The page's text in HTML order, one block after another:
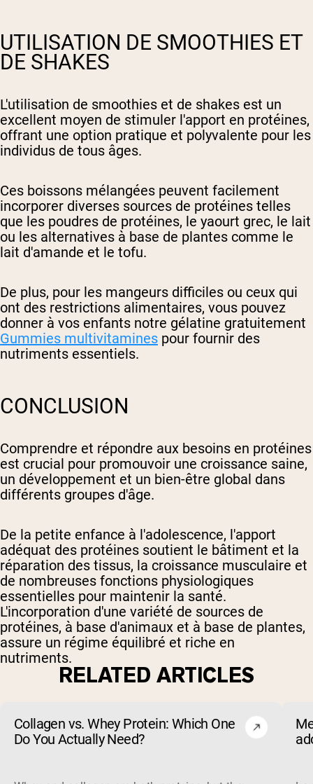
UTILISATION DE SMOOTHIES ET
DE SHAKES
L'utilisation de smoothies et de shakes est un
excellent moyen de stimuler l'apport en protéines,
offrant une option pratique et polyvalente pour les
individus de tous âges.
Ces boissons mélangées peuvent facilement
incorporer diverses sources de protéines telles
que les poudres de protéines, le yaourt grec, le lait
ou les alternatives à base de plantes comme le
lait d'amande et le tofu.
De plus, pour les mangeurs difficiles ou ceux qui
ont des restrictions alimentaires, vous pouvez
donner à vos enfants notre gélatine gratuitement
Gummies multivitamines pour fournir des
nutriments essentiels.
CONCLUSION
Comprendre et répondre aux besoins en protéines
est crucial pour promouvoir une croissance saine,
un développement et un bien-être global dans
différents groupes d'âge.
De la petite enfance à l'adolescence, l'apport
adéquat des protéines soutient le bâtiment et la
réparation des tissus, la croissance musculaire et
de nombreuses fonctions physiologiques
essentielles pour maintenir la santé.
L'incorporation d'une variété de sources de
protéines, à base d'animaux et à base de plantes,
assure un régime équilibré et riche en
nutriments.
RELATED ARTICLES
Collagen vs. Whey Protein: Which One
Do You Actually Need?